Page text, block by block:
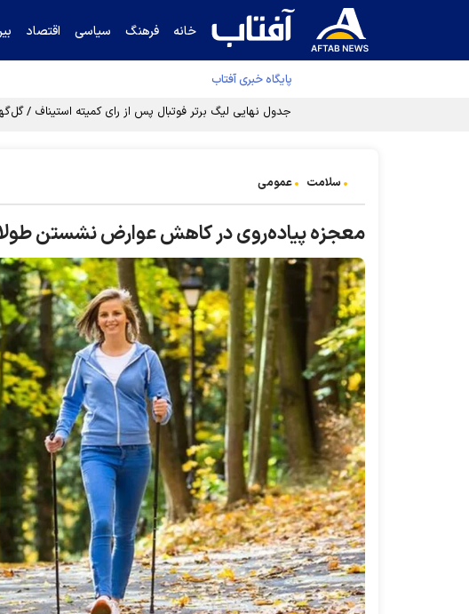
خانه فرهنگ سیاسی اقتصاد
پایگاه خبری آفتاب
جدول نهایی لیگ برتر فوتبال پس از رای کمیته استیناف /
سلامت عمومی
معجزه پیاده‌روی در کاهش عوارض نشستن